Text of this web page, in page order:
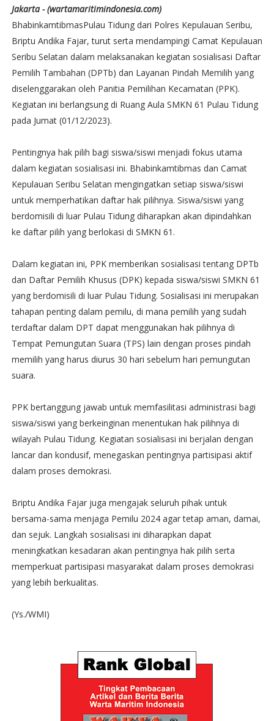
Jakarta - (wartamaritimindonesia.com)
BhabinkamtibmasPulau Tidung dari Polres Kepulauan Seribu,
Briptu Andika Fajar, turut serta mendampingi Camat Kepulauan
Seribu Selatan dalam melaksanakan kegiatan sosialisasi Daftar
Pemilih Tambahan (DPTb) dan Layanan Pindah Memilih yang
diselenggarakan oleh Panitia Pemilihan Kecamatan (PPK).
Kegiatan ini berlangsung di Ruang Aula SMKN 61 Pulau Tidung
pada Jumat (01/12/2023).
Pentingnya hak pilih bagi siswa/siswi menjadi fokus utama
dalam kegiatan sosialisasi ini. Bhabinkamtibmas dan Camat
Kepulauan Seribu Selatan mengingatkan setiap siswa/siswi
untuk memperhatikan daftar hak pilihnya. Siswa/siswi yang
berdomisili di luar Pulau Tidung diharapkan akan dipindahkan
ke daftar pilih yang berlokasi di SMKN 61.
Dalam kegiatan ini, PPK memberikan sosialisasi tentang DPTb
dan Daftar Pemilih Khusus (DPK) kepada siswa/siswi SMKN 61
yang berdomisili di luar Pulau Tidung. Sosialisasi ini merupakan
tahapan penting dalam pemilu, di mana pemilih yang sudah
terdaftar dalam DPT dapat menggunakan hak pilihnya di
Tempat Pemungutan Suara (TPS) lain dengan proses pindah
memilih yang harus diurus 30 hari sebelum hari pemungutan
suara.
PPK bertanggung jawab untuk memfasilitasi administrasi bagi
siswa/siswi yang berkeinginan menentukan hak pilihnya di
wilayah Pulau Tidung. Kegiatan sosialisasi ini berjalan dengan
lancar dan kondusif, menegaskan pentingnya partisipasi aktif
dalam proses demokrasi.
Briptu Andika Fajar juga mengajak seluruh pihak untuk
bersama-sama menjaga Pemilu 2024 agar tetap aman, damai,
dan sejuk. Langkah sosialisasi ini diharapkan dapat
meningkatkan kesadaran akan pentingnya hak pilih serta
memperkuat partisipasi masyarakat dalam proses demokrasi
yang lebih berkualitas.
(Ys./WMI)